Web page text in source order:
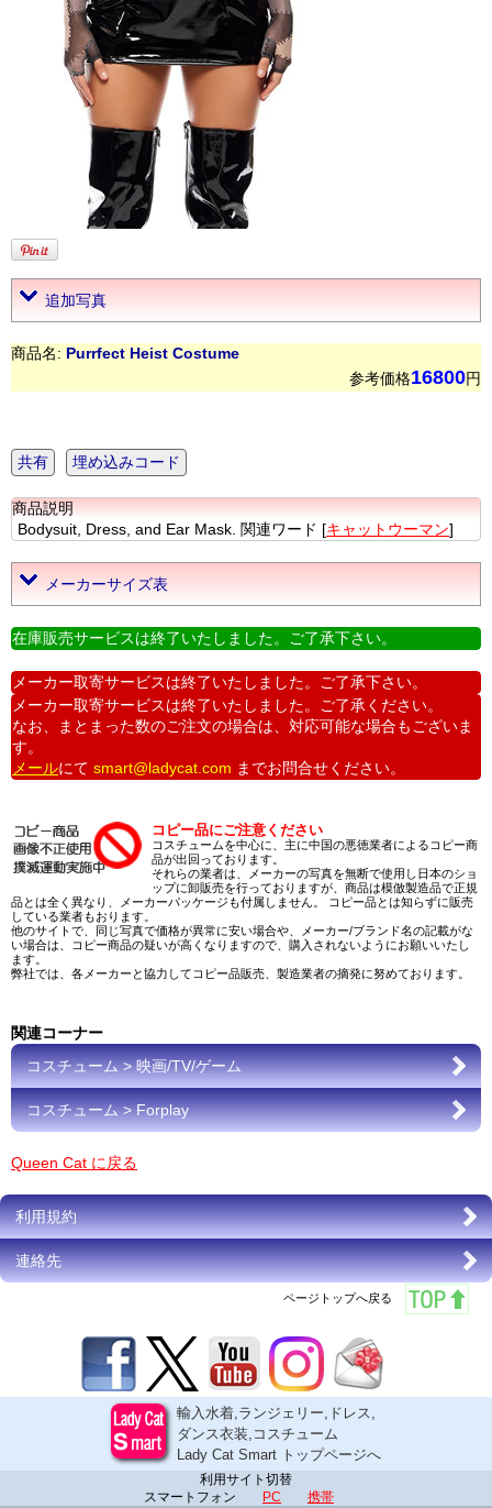
追加写真
商品名: Purrfect Heist Costume
参考価格16800円
共有 埋め込みコード
商品説明
Bodysuit, Dress, and Ear Mask. 関連ワード [キャットウーマン]
メーカーサイズ表
在庫販売サービスは終了いたしました。ご了承下さい。
メーカー取寄サービスは終了いたしました。ご了承下さい。
メーカー取寄サービスは終了いたしました。ご了承ください。
なお、まとまった数のご注文の場合は、対応可能な場合もございま
す。
メールにて smart@ladycat.com までお問合せください。
コピー品にご注意ください
コスチュームを中心に、主に中国の悪徳業者によるコピー商
品が出回っております。
それらの業者は、メーカーの写真を無断で使用し日本のショ
ップに卸販売を行っておりますが、商品は模倣製造品で正規
品とは全く異なり、メーカーパッケージも付属しません。 コピー品とは知らずに販売
している業者もおります。
他のサイトで、同じ写真で価格が異常に安い場合や、メーカー/ブランド名の記載がな
い場合は、コピー商品の疑いが高くなりますので、購入されないようにお願いいたし
ます。
弊社では、各メーカーと協力してコピー品販売、製造業者の摘発に努めております。
関連コーナー
コスチューム > 映画/TV/ゲーム
コスチューム > Forplay
Queen Cat に戻る
利用規約
連絡先
ページトップへ戻る
輸入水着,ランジェリー,ドレス,
ダンス衣装,コスチューム
Lady Cat Smart トップページへ
利用サイト切替
スマートフォン
PC 携帯